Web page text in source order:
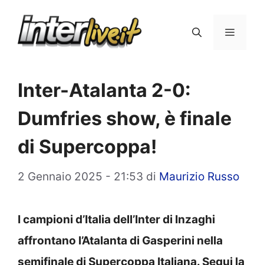
Menu
Inter-Atalanta 2-0:
Dumfries show, è finale
di Supercoppa!
2 Gennaio 2025 - 21:53 di Maurizio Russo
I campioni d’Italia dell’Inter di Inzaghi
affrontano l’Atalanta di Gasperini nella
semifinale di Supercoppa Italiana. Segui la